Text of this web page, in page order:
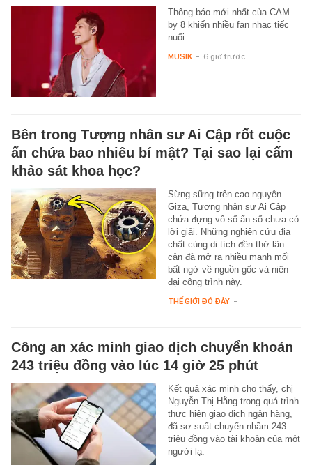
Thông báo mới nhất của CAM
by 8 khiến nhiều fan nhạc tiếc
nuối.
MUSIK - 6 giờ trước
Bên trong Tượng nhân sư Ai Cập rốt cuộc
ẩn chứa bao nhiêu bí mật? Tại sao lại cấm
khảo sát khoa học?
Sừng sững trên cao nguyên
Giza, Tượng nhân sư Ai Cập
chứa đựng vô số ẩn số chưa có
lời giải. Những nghiên cứu địa
chất cùng di tích đền thờ lân
cận đã mở ra nhiều manh mối
bất ngờ về nguồn gốc và niên
đại công trình này.
THẾ GIỚI ĐÓ ĐÂY -
Công an xác minh giao dịch chuyển khoản
243 triệu đồng vào lúc 14 giờ 25 phút
Kết quả xác minh cho thấy, chị
Nguyễn Thị Hằng trong quá trình
thực hiện giao dịch ngân hàng,
đã sơ suất chuyển nhầm 243
triệu đồng vào tài khoản của một
người lạ.